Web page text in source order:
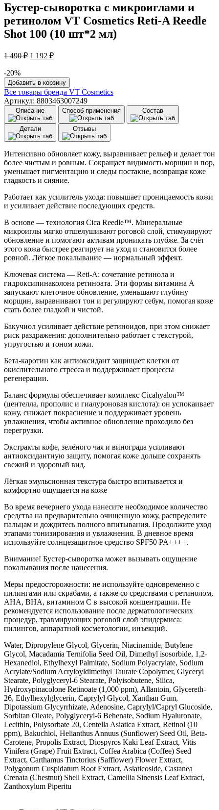
Бустер-сыворотка с микроиглами и
ретинолом VT Cosmetics Reti-A Reedle
Shot 100 (10 шт*2 мл)
1 490₽ Первоначальная
1
490 ₽.
1 192 ₽Текущая
192 ₽.
-20%
Количество
товара
Бустер-
сыворотка
микроиглами
ретинолом
VT
Cosmetics
Reti-
A
Reedle
Shot
100
шт*2
мл)
Добавить в корзину
Все товары бренда VT Cosmetics
Артикул: 8803463007249
Описание Способ применения Состав
Детали Отзывы
Интенсивно обновляет кожу, выравнивает рельеф и делает тон
более чистым и ровным. Сокращает видимость морщин и пор,
уменьшает пигментацию и следы постакне, возвращая коже
гладкость и сияние.
Работает как усилитель ухода: повышает проницаемость кожи
и усиливает действие последующих средств.
В основе — технология Cica Reedle™. Минеральные
микроиглы мягко отшелушивают роговой слой, стимулируют
обновление и помогают активам проникать глубже. За счёт
этого кожа быстрее реагирует на уход и становится более
ровной. Лёгкое покалывание — нормальный эффект.
Ключевая система — Reti-A: сочетание ретинола и
гидроксипинаколона ретиноата. Эти формы витамина A
запускают клеточное обновление, уменьшают глубину
морщин, выравнивают тон и регулируют себум, помогая коже
стать более гладкой и чистой.
Бакучиол усиливает действие ретиноидов, при этом снижает
риск раздражения: дополнительно работает с текстурой,
упругостью и тоном кожи.
Бета-каротин как антиоксидант защищает клетки от
окислительного стресса и поддерживает процессы
регенерации.
Баланс формулы обеспечивает комплекс Cicahyalon™
(центелла, прополис и гиалуроновая кислота): он успокаивает
кожу, снижает покраснение и поддерживает уровень
увлажнения, чтобы активное обновление проходило без
перегрузки.
Экстракты кофе, зелёного чая и винограда усиливают
антиоксидантную защиту, помогая коже дольше сохранять
свежий и здоровый вид.
Лёгкая эмульсионная текстура быстро впитывается и
комфортно ощущается на коже
Во время вечернего ухода нанесите необходимое количество
средства на предварительно очищенную кожу, распределите
пальцам и дождитесь полного впитывания. Продолжите уход
этапами тонизирования и увлажнения. В дневное время
используйте солнцезащитное средство SPF50 PA++++.
Внимание! Бустер-сыворотка может вызывать ощущение
покалывания после нанесения.
Меры предосторожности: не используйте одновременно с
пилингами или скрабами, а также со средствами с ретинолом,
AHA, BHA, витамином C в высокой концентрации. Не
рекомендуется использование после дерматологических
процедур, травмирующих роговой слой эпидермиса:
пилингов, аппаратной косметологии, инъекций.
Water, Dipropylene Glycol, Glycerin, Niacinamide, Butylene
Glycol, Macadamia Ternifolia Seed Oil, Dimethyl isosorbide, 1,2-
Hexanediol, Ethylhexyl Palmitate, Sodium Polyacrylate, Sodium
Acrylate/Sodium Acryloyldimethyl Taurate Copolymer, Glyceryl
Stearate, Polyglyceryl-6 Stearate, Polyisobutene, Silica,
Hydroxypinacolone Retinoate (1,000 ppm), Allantoin, Glycereth-
26, Ethylhexylglycerin, Caprylyl Glycol, Xanthan Gum,
Dipotassium Glycyrrhizate, Adenosine, Caprylyl/Capryl Glucoside,
Sorbitan Oleate, Polyglyceryl-6 Behenate, Sodium Hyaluronate,
Lecithin, Polysorbate 20, Centella Asiatica Extract, Retinol (10
ppm), Bakuchiol, Helianthus Annuus (Sunflower) Seed Oil, Beta-
Carotene, Propolis Extract, Diospyros Kaki Leaf Extract, Vitis
Vinifera (Grape) Fruit Extract, Coffea Arabica (Coffee) Seed
Extract, Carthamus Tinctorius (Safflower) Flower Extract,
Polygonum Cuspidatum Root Extract, Asiaticoside, Castanea
Crenata (Chestnut) Shell Extract, Camellia Sinensis Leaf Extract,
Zanthoxylum Piperitu